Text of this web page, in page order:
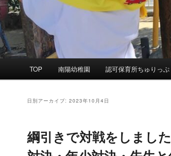
TOP 南陽幼稚園 認可保育所ちゅりっぷ
日別アーカイブ: 2023年10月4日
綱引きで対戦をしまし